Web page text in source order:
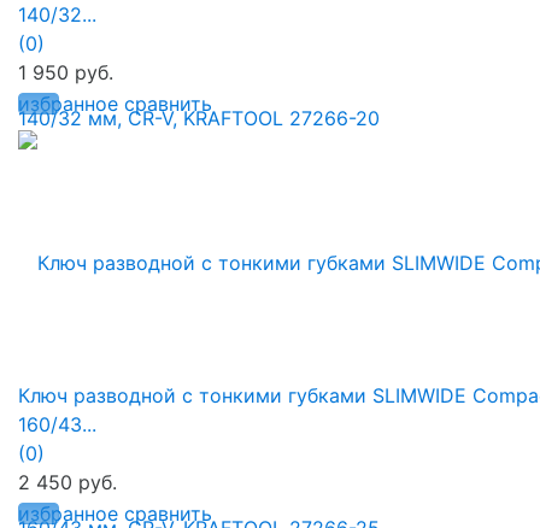
избранное сравнить
140/32...
(0)
1 950 руб.
избранное сравнить
Ключ разводной с тонкими губками SLIMWIDE
160/43...
(0)
2 450 руб.